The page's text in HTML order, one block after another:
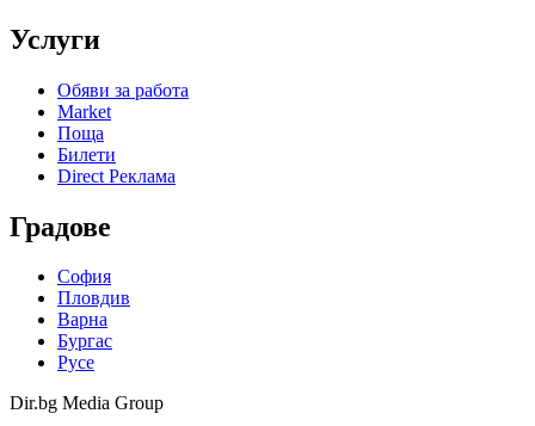
Услуги
Обяви за работа
Market
Поща
Билети
Direct Реклама
Градове
София
Пловдив
Варна
Бургас
Русе
Dir.bg Media Group